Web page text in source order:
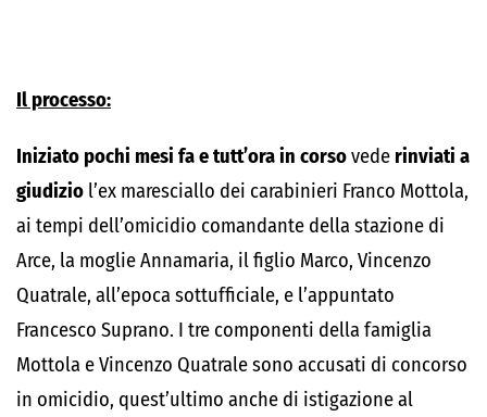
Il processo:
Iniziato pochi mesi fa e tutt’ora in corsovede rinviati a
giudizio l’ex maresciallo dei carabinieri Franco Mottola,
ai tempi dell’omicidio comandante della stazione di
Arce, la moglie Annamaria, il figlio Marco, Vincenzo
Quatrale, all’epoca sottufficiale, e l’appuntato
Francesco Suprano. I tre componenti della famiglia
Mottola e Vincenzo Quatrale sono accusati di concorso
in omicidio, quest’ultimo anche di istigazione al